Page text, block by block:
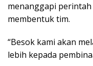
menanggapi
membentuk tim.
“Besok kami akan
lebih kepada